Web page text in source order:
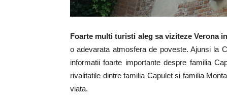
Foarte multi turisti aleg sa viziteze Verona
o adevarata atmosfera de poveste. Ajunsi la
informatii foarte importante despre familia
rivalitatile dintre familia Capulet si familia
viata.